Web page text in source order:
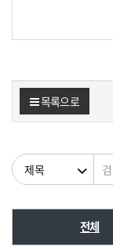
목록으로
검색조건 검
전체